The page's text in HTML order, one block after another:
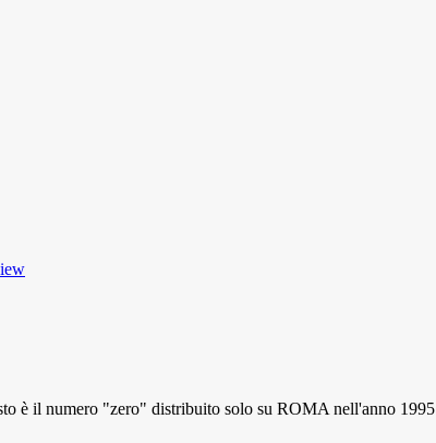
il numero "zero" distribuito solo su ROMA nell'anno 1995